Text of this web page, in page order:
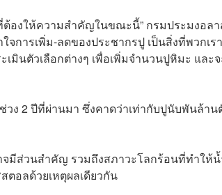
ต้องให้ความสำคัญในขณะนี้” กรมประมงอล
การเพิ่ม-ลดของประชากรปู เป็นสิ่งที่พวกเรา
มินตัวเลือกต่างๆ เพื่อเพิ่มจำนวนปูหิมะ และ
วง 2 ปีที่ผ่านมา ซึ่งคาดว่าเท่ากับปูนับพันล้าน
จมีส่วนสำคัญ รวมถึงสภาวะโลกร้อนที่ทำให้
อลด้วยเหตุผลเดียวกัน